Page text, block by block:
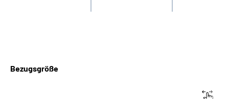
Bezugsgröße